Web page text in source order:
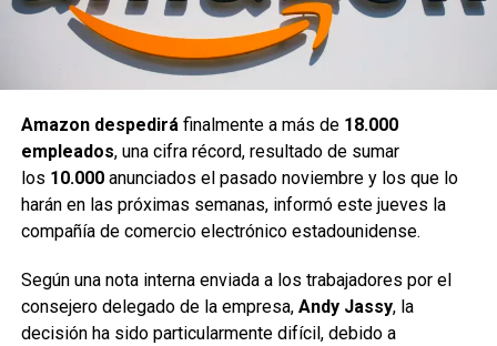
Amazon despedirá finalmente a más de 18.000
empleados, una cifra récord, resultado de sumar
los 10.000 anunciados el pasado noviembre y los que lo
harán en las próximas semanas, informó este jueves la
compañía de comercio electrónico estadounidense.
Según una nota interna enviada a los trabajadores por el
consejero delegado de la empresa,Andy Jassy, la
decisión ha sido particularmente difícil, debido a